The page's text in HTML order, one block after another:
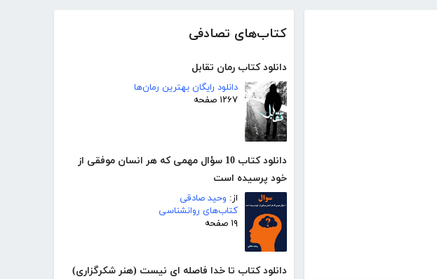
کتاب‌های تصادفی
دانلود کتاب رمان تقابل
دانلود رایگان بهترین رمان‌ها
۱۲۶۷ صفحه
دانلود کتاب 10 سؤال مهمی که هر انسان‌ موفقی از
خود پرسیده ‌است
از: وحید صادقی
کتاب‌های روانشناسی
۱۹ صفحه
دانلود کتاب تا خدا فاصله ای نیست (هنر شکرگزاری)